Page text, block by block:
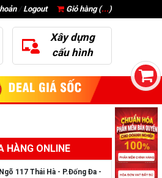
Giỏ hàng (...)
/ Logout
Xây dựng
cấu hình
HÀNG ONLINE
117 Thái Hà - P.Đống Đa -